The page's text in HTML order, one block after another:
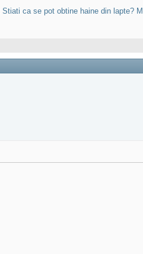
Stiati ca se pot obtine haine din lapte?